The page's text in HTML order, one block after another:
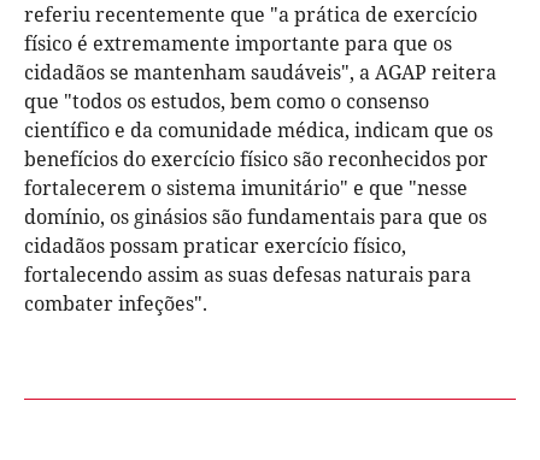
referiu recentemente que "a prática de exercício
físico é extremamente importante para que os
cidadãos se mantenham saudáveis", a AGAP reitera
que "todos os estudos, bem como o consenso
científico e da comunidade médica, indicam que os
benefícios do exercício físico são reconhecidos por
fortalecerem o sistema imunitário" e que "nesse
domínio, os ginásios são fundamentais para que os
cidadãos possam praticar exercício físico,
fortalecendo assim as suas defesas naturais para
combater infeções".